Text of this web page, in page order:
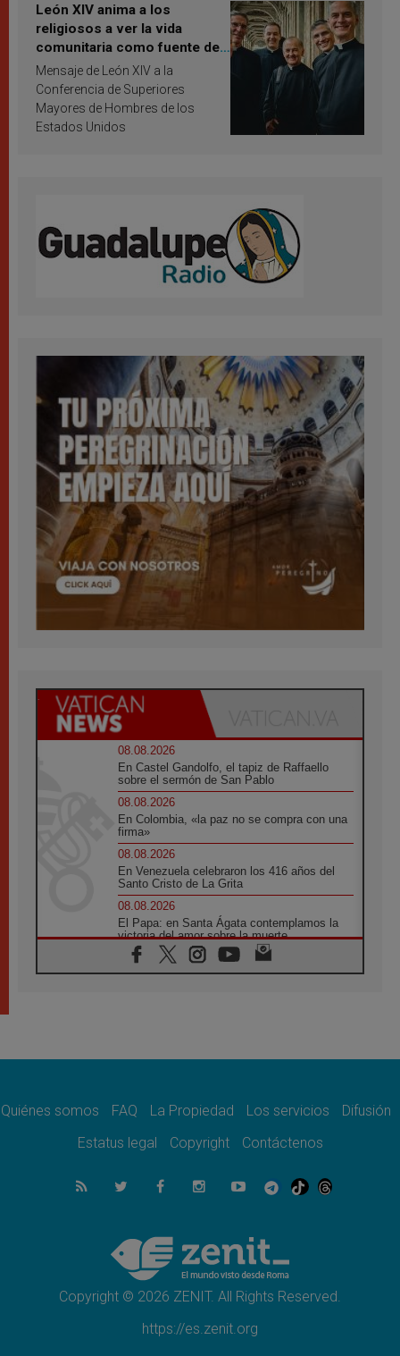
León XIV anima a los
religiosos a ver la vida
comunitaria como fuente de
inspiración y santificación
Mensaje de León XIV a la
Conferencia de Superiores
Mayores de Hombres de los
Estados Unidos
08.08.2026
En Castel Gandolfo, el tapiz de Raffaello
sobre el sermón de San Pablo
08.08.2026
En Colombia, «la paz no se compra con una
firma»
08.08.2026
En Venezuela celebraron los 416 años del
Santo Cristo de La Grita
08.08.2026
El Papa: en Santa Ágata contemplamos la
victoria del amor sobre la muerte
08.08.2026
León XIV visitará el Santuario de la Madre
07.08.2026
07.08.2026
el compromiso del cristiano"
La matanza de niños en Gaza no cesa: 300
muertos en 300 días
Tagle: La guerra desfigura el mundo, solo la
revelación de Dios lo transfigura
Quiénes somos FAQ La Propiedad Los servicios
Difusión
Estatus legal
Copyright Contáctenos
Copyright © 2026 ZENIT. All Rights Reserved.
https://es.zenit.org